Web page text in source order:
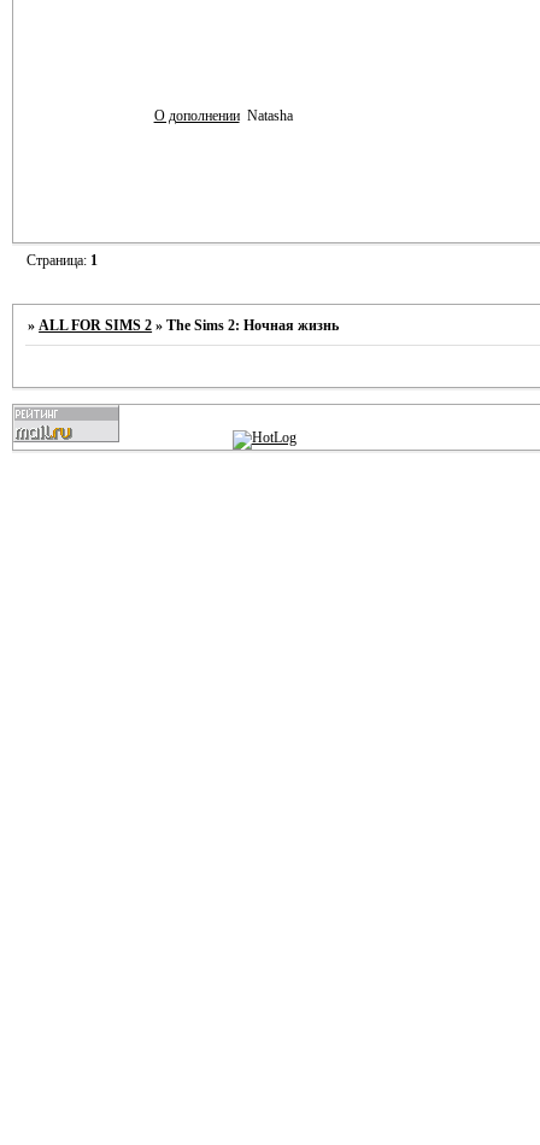
О дополнении Natasha
Страница: 1
»ALL FOR SIMS 2 »The Sims 2: Ночная жизнь